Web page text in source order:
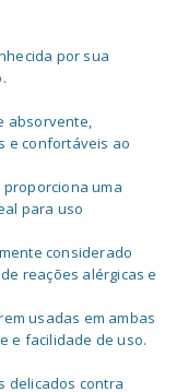
por sua
absorvente,
e confortáveis ao
uma
para uso
considerado
reações alérgicas e
usadas em ambas
e facilidade de uso.
delicados contra